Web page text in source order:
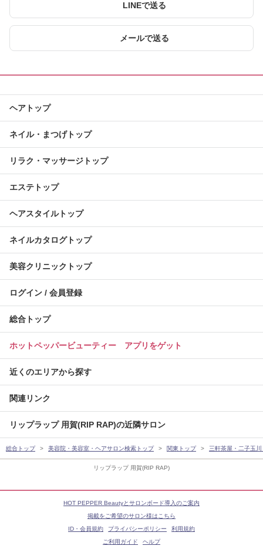
リップラップ 用賀(RIP RAP)
LINEで送る
メールで送る
ヘアトップ
ネイル・まつげトップ
リラク・マッサージトップ
エステトップ
ヘアスタイルトップ
ネイルカタログトップ
美容クリニックトップ
ログイン / 会員登録
総合トップ
ホットペッパービューティー アプリをゲット
近くのエリアから探す
関連リンク
リップラップ 用賀(RIP RAP)の近隣サロン
総合トップ 美容院・美容室・ヘアサロン検索トップ 関東トップ 三軒茶屋・二子玉
HOT PEPPER Beautyとサロンボード導入のご案内
掲載をご希望のサロン様はこちら
ID・会員規約
プライバシーポリシー
利用規約
ご利用ガイド
ヘルプ